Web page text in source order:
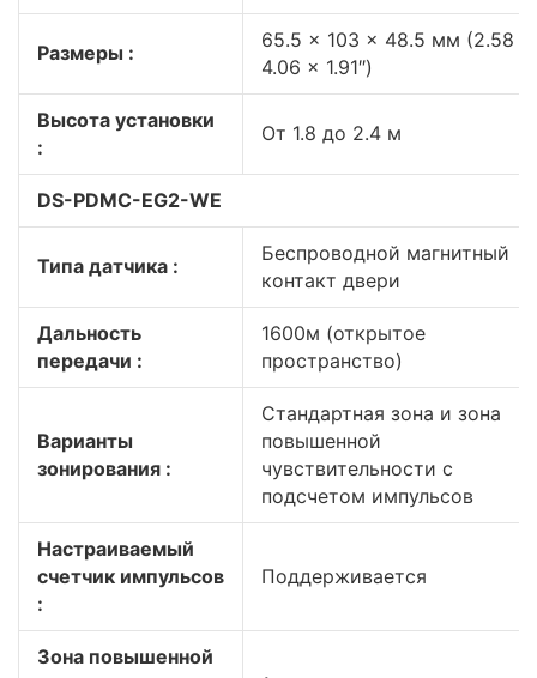
Размеры :
65.5 × 103 × 48.5 мм (2.58 ×
4.06 × 1.91″)
Высота установки
:
От 1.8 до 2.4 м
DS-PDMC-EG2-WE
Типа датчика :
Беспроводной магнитный
контакт двери
Дальность
передачи :
1600м (открытое
пространство)
Варианты
зонирования :
Стандартная зона и зона
повышенной
чувствительности с
подсчетом импульсов
Настраиваемый
счетчик импульсов
:
Поддерживается
Зона повышенной